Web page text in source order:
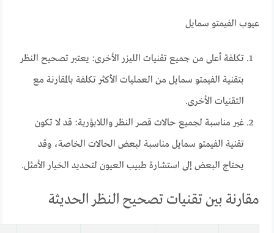
عيوب الفيمتو سمايل
تكلفة أعلى من جميع تقنيات الليزر الأخرى: يعتبر تصحيح النظر
بتقنية الفيمتو سمايل من العمليات الأكثر تكلفة بالمقارنة مع
التقنيات الأخرى.
غير مناسبة لجميع حالات قصر النظر واللابؤرية: قد لا تكون
تقنية الفيمتو سمايل مناسبة لبعض الحالات الخاصة، وقد
يحتاج البعض إلى استشارة طبيب العيون لتحديد الخيار الأمثل.
مقارنة بين تقنيات تصحيح النظر الحديثة